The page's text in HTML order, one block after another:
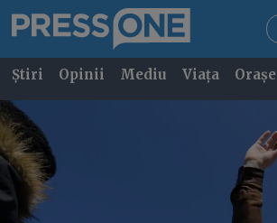
Știri Opinii Mediu Viața Orașe